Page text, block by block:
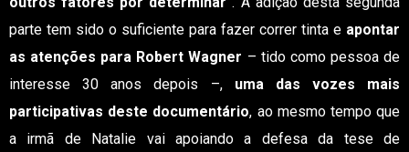
parte tem sido o suficiente para fazer correr tinta e apontar
as atenções para Robert Wagner – tido como pessoa de
interesse 30 anos depois –, uma das vozes mais
participativas deste documentário, ao mesmo tempo que
a irmã de Natalie vai apoiando a defesa da tese de